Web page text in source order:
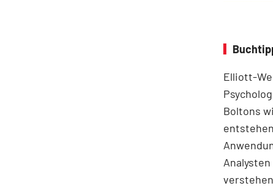
Elliott-
Boltons